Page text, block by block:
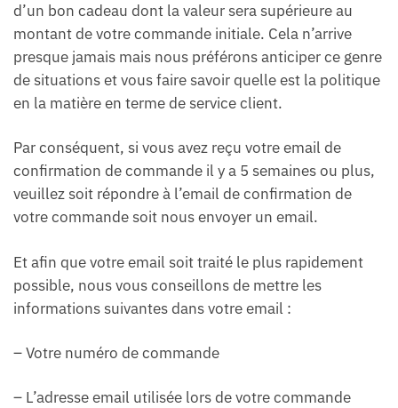
d’un bon cadeau dont la valeur sera supérieure au
montant de votre commande initiale. Cela n’arrive
presque jamais mais nous préférons anticiper ce genre
de situations et vous faire savoir quelle est la politique
en la matière en terme de service client.
Par conséquent, si vous avez reçu votre email de
confirmation de commande il y a 5 semaines ou plus,
veuillez soit répondre à l’email de confirmation de
votre commande soit nous envoyer un email.
Et afin que votre email soit traité le plus rapidement
possible, nous vous conseillons de mettre les
informations suivantes dans votre email :
– Votre numéro de commande
– L’adresse email utilisée lors de votre commande